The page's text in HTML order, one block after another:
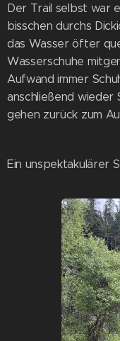
Der Trail selbst war
bisschen durchs
das Wasser öfter
Wasserschuhe
Aufwand immer
anschließend wieder
gehen zurück zum
Ein unspektakulärer